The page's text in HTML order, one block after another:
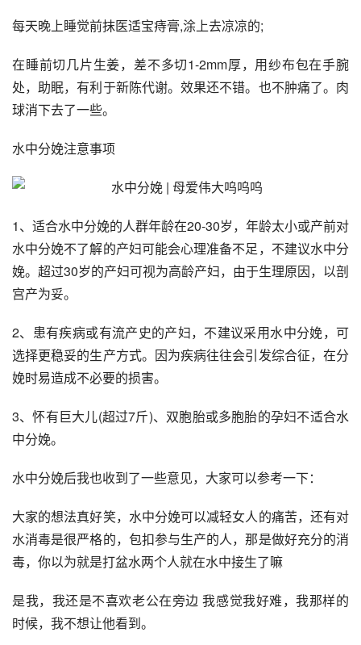
每天晚上睡觉前抹医适宝痔膏,涂上去凉凉的;
在睡前切几片生姜，差不多切1-2mm厚，用纱布包在手腕
处，助眠，有利于新陈代谢。效果还不错。也不肿痛了。肉
球消下去了一些。
水中分娩注意事项
1、适合水中分娩的人群年龄在20-30岁，年龄太小或产前对
水中分娩不了解的产妇可能会心理准备不足，不建议水中分
娩。超过30岁的产妇可视为高龄产妇，由于生理原因，以剖
宫产为妥。
2、患有疾病或有流产史的产妇，不建议采用水中分娩，可
选择更稳妥的生产方式。因为疾病往往会引发综合征，在分
娩时易造成不必要的损害。
3、怀有巨大儿(超过7斤)、双胞胎或多胞胎的孕妇不适合水
中分娩。
水中分娩后我也收到了一些意见，大家可以参考一下：
大家的想法真好笑，水中分娩可以减轻女人的痛苦，还有对
水消毒是很严格的，包扣参与生产的人，那是做好充分的消
毒，你以为就是打盆水两个人就在水中接生了嘛
是我，我还是不喜欢老公在旁边 我感觉我好难，我那样的
时候，我不想让他看到。